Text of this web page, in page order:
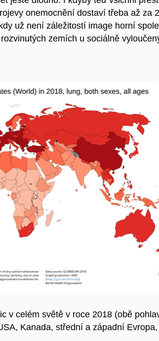
onemocnění dostaví třeba až za
už není záležitostí image horní
zemích u sociálně
v celém světě v roce 2018 (obě
Kanada, střední a západní